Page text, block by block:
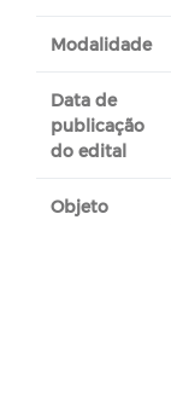
Modalidade
Data de
publicação
do edital
Objeto